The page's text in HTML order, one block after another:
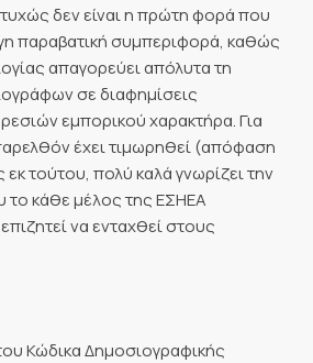
δεν είναι η πρώτη φορά που
παραβατική συμπεριφορά, καθώς
απαγορεύει απόλυτα τη
σε διαφημίσεις
εμπορικού χαρακτήρα. Για
έχει τιμωρηθεί (απόφαση
τούτου, πολύ καλά γνωρίζει την
κάθε μέλος της ΕΣΗΕΑ
να ενταχθεί στους
Κώδικα Δημοσιογραφικής